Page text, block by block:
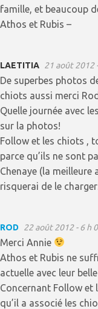
famille, et beaucoup
Athos et Rubis –
LAETITIA 21 août 2012
De superbes photos
chiots aussi merci Rod
Quelle journée avec
sur la photos!
Follow et les chiots ,
parce qu’ils ne sont
Chenaye (la meilleure
risquerai de le
ROD 22 août 2012 - 6 h
Merci Annie
Athos et Rubis ne
actuelle avec leur
Concernant Follow et
qu’il a associé les